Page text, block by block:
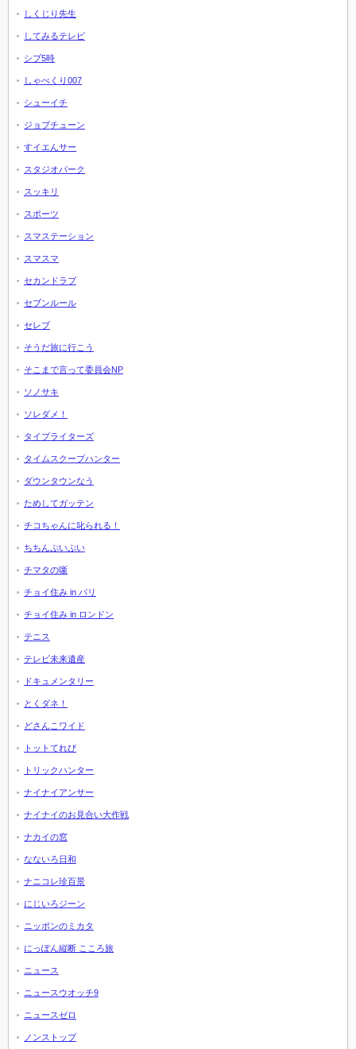
しくじり先生
してみるテレビ
シブ5時
しゃべくり007
シューイチ
ジョブチューン
すイエんサー
スタジオパーク
スッキリ
スポーツ
スマステーション
スマスマ
セカンドラブ
セブンルール
セレブ
そうだ旅に行こう
そこまで言って委員会NP
ソノサキ
ソレダメ！
タイプライターズ
タイムスクープハンター
ダウンタウンなう
ためしてガッテン
チコちゃんに叱られる！
ちちんぷいぷい
チマタの噺
チョイ住み in パリ
チョイ住み in ロンドン
テニス
テレビ未来遺産
ドキュメンタリー
とくダネ！
どさんこワイド
トットてれび
トリックハンター
ナイナイアンサー
ナイナイのお見合い大作戦
ナカイの窓
なないろ日和
ナニコレ珍百景
にじいろジーン
ニッポンのミカタ
にっぽん縦断 こころ旅
ニュース
ニュースウオッチ9
ニュースゼロ
ノンストップ